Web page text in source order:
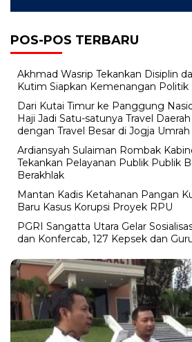
POS-POS TERBARU
Akhmad Wasrip Tekankan Disiplin
Kutim Siapkan Kemenangan Politik
Dari Kutai Timur ke Panggung
Haji Jadi Satu-satunya Travel
dengan Travel Besar di Jogja Umrah
Ardiansyah Sulaiman Rombak
Tekankan Pelayanan Publik Publik
Berakhlak
Mantan Kadis Ketahanan Pangan
Baru Kasus Korupsi Proyek RPU
PGRI Sangatta Utara Gelar
dan Konfercab, 127 Kepsek dan